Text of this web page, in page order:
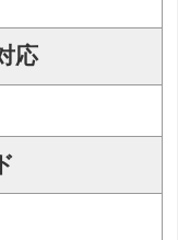
応